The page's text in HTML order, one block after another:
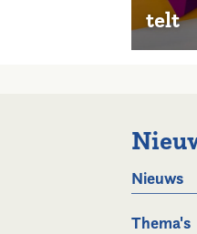
telt
Nieuws
Thema's